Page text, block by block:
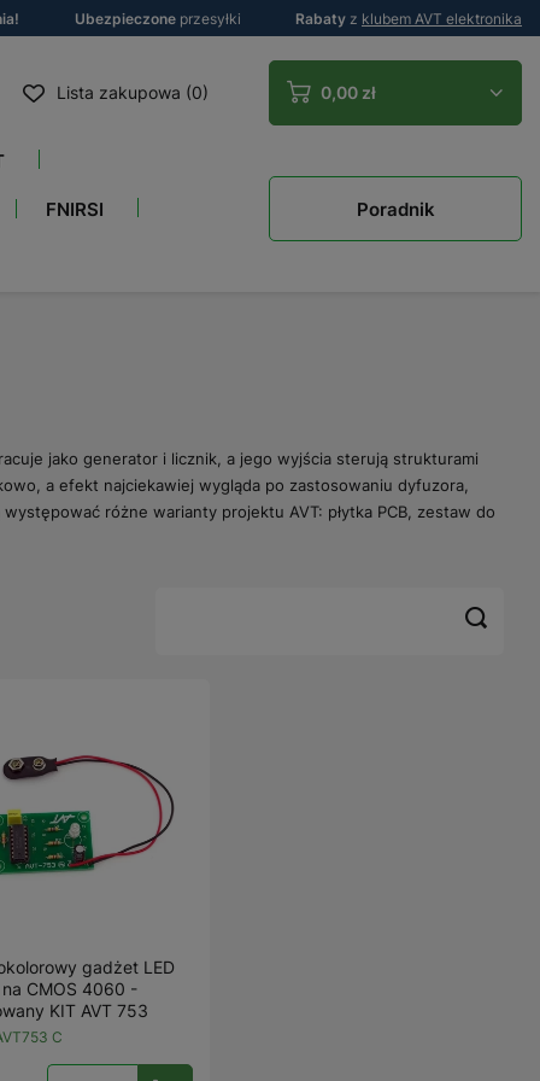
Ubezpieczone przesyłki Rabaty z klubem AVT elektronika
Lista zakupowa (0) 0,00 zł
FNIRSI Poradnik
jako generator i licznik, a jego wyjścia sterują strukturami
a efekt najciekawiej wygląda po zastosowaniu dyfuzora,
różne warianty projektu AVT: płytka PCB, zestaw do
gadżet LED
na CMOS 4060 -
KIT AVT 753
C